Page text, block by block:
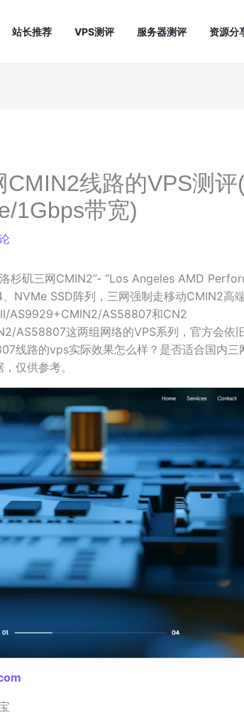
站长推荐 VPS测评 服务器测评 资源分
线路的VPS测评
1Gbps带宽)
杉矶三网CMIN2”- “Los Angeles AMD
NVMe SSD阵列，三网强制走移动CMIN2高
AS9929+CMIN2/AS58807和CN2
AS58807这两组网络的VPS系列，官方会依
线路的vps实际效果怎么样？是否适合国内三
仅供参考。